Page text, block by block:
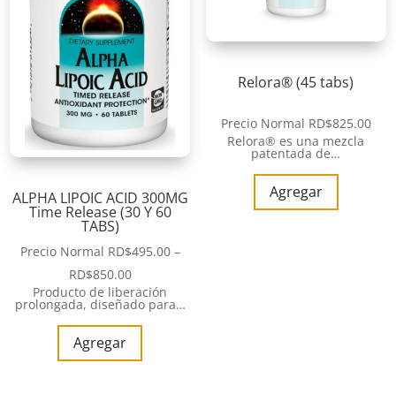
ALPHA LIPOIC ACID 300MG
Time Release (30 Y 60
TABS)
Precio Normal RD$495.00 –
RD$850.00
Producto de liberación
prolongada, diseñado para…
Agregar
Relora® (45 tabs)
Precio Normal RD$825.00
Relora® es una mezcla
patentada de…
Agregar